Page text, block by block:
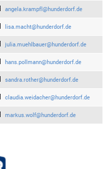
angela.krampfl@hunderdorf.de
lisa.macht@hunderdorf.de
julia.muehlbauer@hunderdorf.de
hans.pollmann@hunderdorf.de
sandra.rother@hunderdorf.de
claudia.weidacher@hunderdorf.de
markus.wolf@hunderdorf.de